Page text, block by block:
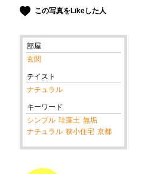
この写真をLikeした人
部屋
玄関
テイスト
ナチュラル
キーワード
シンプル 珪藻土 無垢
ナチュラル 狭小住宅 京都